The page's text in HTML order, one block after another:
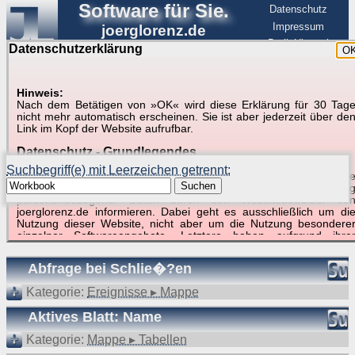
Datenschutzerklärung
Hinweis:
Nach dem Betätigen von »OK« wird diese Erklärung für 30 Tage
nicht mehr automatisch erscheinen. Sie ist aber jederzeit über den
Link im Kopf der Website aufrufbar.
Datenschutz - Grundlegendes
Diese Datenschutzerklärung soll die Nutzer dieser Website über die
Art, den Umfang und den Zweck der Erhebung und Verwendung
personenbezogener Daten durch den Websitebetreiber von
joerglorenz.de informieren. Dabei geht es ausschließlich um die
Nutzung dieser Website, nicht aber um die Nutzung besonderer
einzelner Softwareangebote. Letztere haben aufgrund ihrer
gespeichert werden müssen, die für das Funktionieren erforderlich
sind. Hier ist es wichtig, dass Sie selbst zum Testen dieser
Funktionen möglichst erfundene Daten verwenden. Ansonsten wird
auf die spezifischen Besonderheiten beim jeweiligen Angebot
gesondert hingewiesen.
Generell gilt: Wenn Sie ein Angebot bei den Add-Ins nutzen, bei
dem Daten übertragen werden, werden diese Daten auf dem
Software für Sie.
joerglorenz.de
Datenschutz
Impressum
BerlinHimmel
Suche in Beispielen und Tipps zu Excel und
VBA
Suchbegriff(e) mit Leerzeichen getrennt:
Suchen
Suchergebnisse (43 Treffer, 1 Begriff)
Abfrage bei Schlie�?en
Kategorie: Ereignisse ▸ Mappe
Aktives Blatt: Name
Kategorie: Mappe ▸ Tabellen